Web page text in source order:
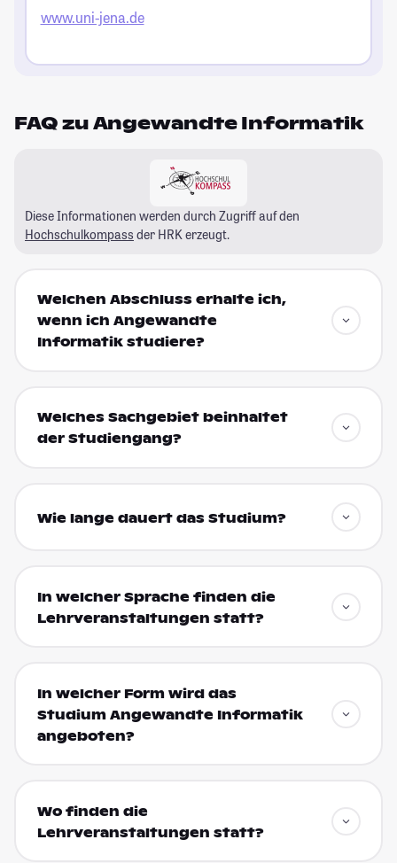
www.uni-jena.de
FAQ zu Angewandte Informatik
Diese Informationen werden durch Zugriff auf den
Hochschulkompass der HRK erzeugt.
Welchen Abschluss erhalte ich,
wenn ich Angewandte
Informatik studiere?
Welches Sachgebiet beinhaltet
der Studiengang?
Wie lange dauert das Studium?
In welcher Sprache finden die
Lehrveranstaltungen statt?
In welcher Form wird das
Studium Angewandte Informatik
angeboten?
Wo finden die
Lehrveranstaltungen statt?